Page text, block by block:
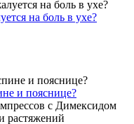
на боль в ухе?
и пояснице?